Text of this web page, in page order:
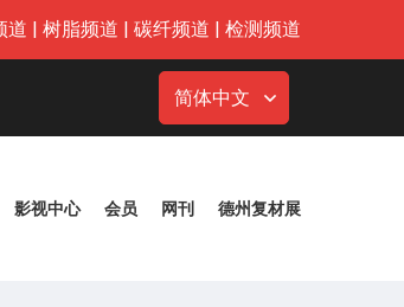
道 | 树脂频道 | 碳纤频道 | 检测频道
简体中文
影视中心 会员 网刊 德州复材展